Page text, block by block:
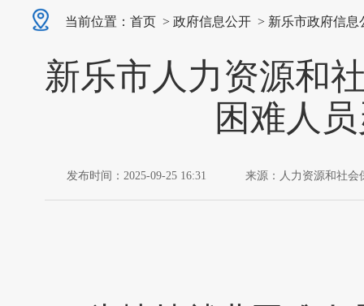
当前位置： 首页 > 政府信息公开 > 新乐市政府信息
新乐市人力资源和
困难人
发布时间：2025-09-25 16:31 来源：人力资源和社会